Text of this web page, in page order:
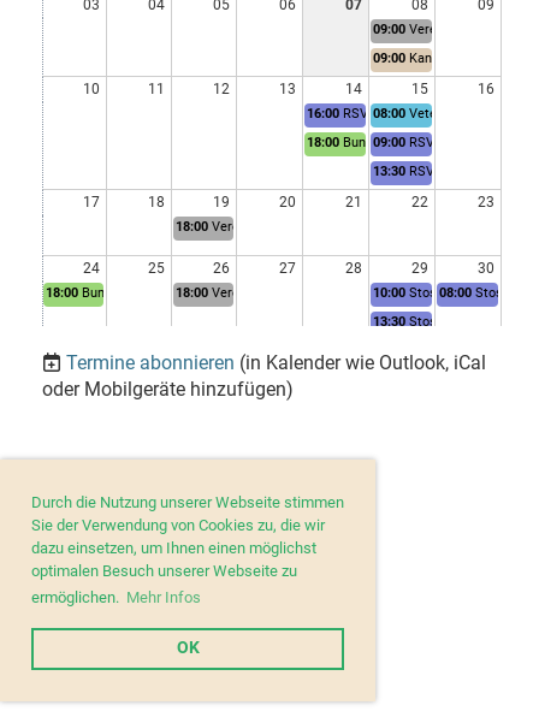
Durch die Nutzung unserer Webseite stimmen
Sie der Verwendung von Cookies zu, die wir
dazu einsetzen, um Ihnen einen möglichst
optimalen Besuch unserer Webseite zu
ermöglichen. Mehr Infos
OK
03 04 05 06 07 08 09
10 11 12 13 14 15 16
17 18 19 20 21 22 23
24 25 26 27 28 29 30
01 03 04 05 06
09:00 Vereinübung
09:00 Kantonalmatch AR
16:00 RSV Verbandsschiessen
18:00 Bundesübung
08:00 Veteranenschiessen
09:00 RSV
13:30 RSV
18:00 Vereinübung
18:00 Bundesübung 18:00 Vereinübung 10:00 Stossschiessen
13:30 Stossschiessen
08:00
18:00 09:00
Termine abonnieren (in Kalender wie Outlook, iCal
oder Mobilgeräte hinzufügen)